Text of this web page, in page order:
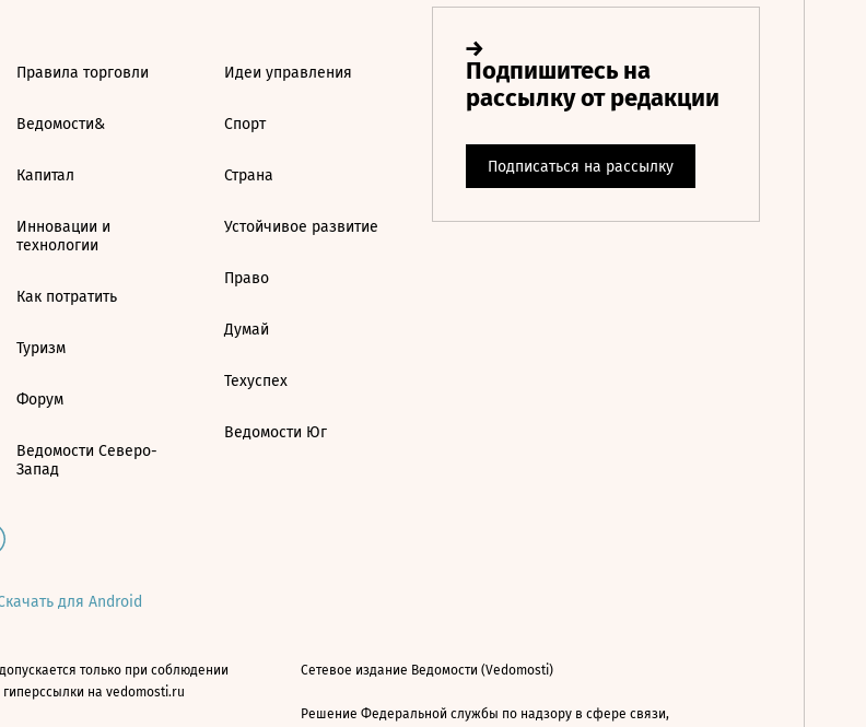
Правила торговли
Ведомости&
Капитал
Инновации и
технологии
Как потратить
Туризм
Форум
Ведомости Северо-
Запад
Идеи управления
Спорт
Страна
Устойчивое развитие
Право
Думай
Техуспех
Ведомости Юг
для Android
только при соблюдении
на vedomosti.ru
Сетевое издание Ведомости (Vedomosti)
Решение Федеральной службы по надзору в сфере связи,